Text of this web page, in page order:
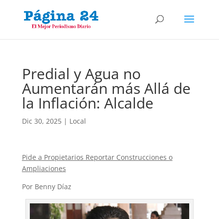
Predial y Agua no
Aumentarán más Allá de
la Inflación: Alcalde
Dic 30, 2025| Local
Pide a Propietarios Reportar Construcciones o
Ampliaciones
Por Benny Díaz